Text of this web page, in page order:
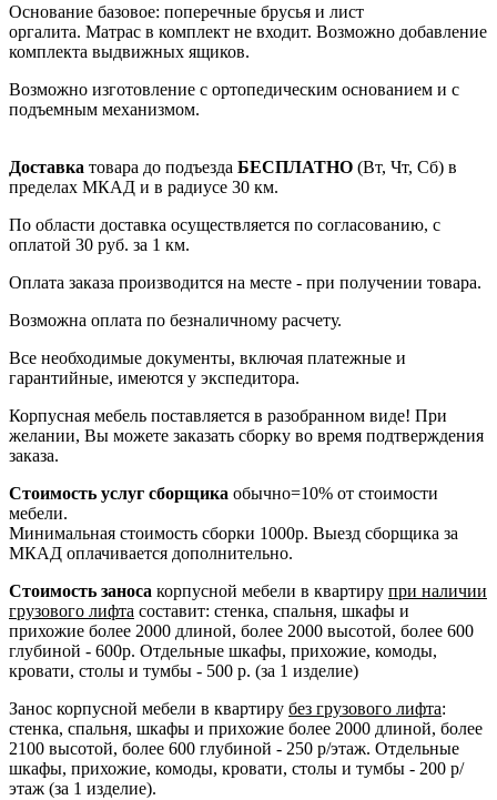
Основание базовое: поперечные брусья и лист
оргалита. Матрас в комплект не входит. Возможно добавление
комплекта выдвижных ящиков.
Возможно изготовление с ортопедическим основанием и с
подъемным механизмом.
Доставка товара до подъезда БЕСПЛАТНО (Вт, Чт, Сб) в
пределах МКАД и в радиусе 30 км.
По области доставка осуществляется по согласованию, с
оплатой 30 руб. за 1 км.
Оплата заказа производится на месте - при получении товара.
Возможна оплата по безналичному расчету.
Все необходимые документы, включая платежные и
гарантийные, имеются у экспедитора.
Корпусная мебель поставляется в разобранном виде! При
желании, Вы можете заказать сборку во время подтверждения
заказа.
Стоимость услуг сборщика обычно=10% от стоимости
мебели.
Минимальная стоимость сборки 1000р. Выезд сборщика за
МКАД оплачивается дополнительно.
Стоимость заноса корпусной мебели в квартиру при наличии
грузового лифта составит: стенка, спальня, шкафы и
прихожие более 2000 длиной, более 2000 высотой, более 600
глубиной - 600р. Отдельные шкафы, прихожие, комоды,
кровати, столы и тумбы - 500 р. (за 1 изделие)
Занос корпусной мебели в квартиру без грузового лифта:
стенка, спальня, шкафы и прихожие более 2000 длиной, более
2100 высотой, более 600 глубиной - 250 р/этаж. Отдельные
шкафы, прихожие, комоды, кровати, столы и тумбы - 200 р/
этаж (за 1 изделие).